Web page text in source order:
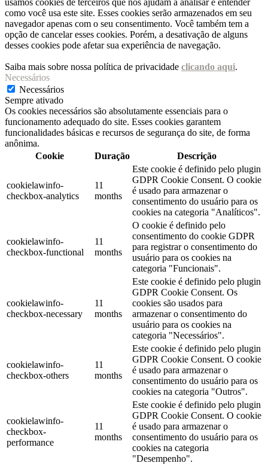
usamos cookies de terceiros que nos ajudam a analisar e entender
como você usa este site. Esses cookies serão armazenados em seu
navegador apenas com o seu consentimento. Você também tem a
opção de cancelar esses cookies. Porém, a desativação de alguns
desses cookies pode afetar sua experiência de navegação.
Saiba mais sobre nossa política de privacidade clicando aqui.
Necessários
Necessários
Sempre ativado
Os cookies necessários são absolutamente essenciais para o
funcionamento adequado do site. Esses cookies garantem
funcionalidades básicas e recursos de segurança do site, de forma
anônima.
Cookie
Duração Descrição
cookielawinfo-
checkbox-analytics
11
months
Este cookie é definido pelo plugin
GDPR Cookie Consent. O cookie
é usado para armazenar o
consentimento do usuário para os
cookies na categoria "Analíticos".
cookielawinfo-
checkbox-functional
11
months
O cookie é definido pelo
consentimento do cookie GDPR
para registrar o consentimento do
usuário para os cookies na
categoria "Funcionais".
cookielawinfo-
checkbox-necessary
11
months
Este cookie é definido pelo plugin
GDPR Cookie Consent. Os
cookies são usados ​​para
armazenar o consentimento do
usuário para os cookies na
categoria "Necessários".
cookielawinfo-
checkbox-others
11
months
Este cookie é definido pelo plugin
GDPR Cookie Consent. O cookie
é usado para armazenar o
consentimento do usuário para os
cookies na categoria "Outros".
cookielawinfo-
checkbox-
performance
11
months
Este cookie é definido pelo plugin
GDPR Cookie Consent. O cookie
é usado para armazenar o
consentimento do usuário para os
cookies na categoria
"Desempenho".